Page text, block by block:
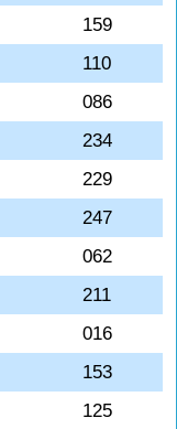
159
110
086
234
229
247
062
211
016
153
125